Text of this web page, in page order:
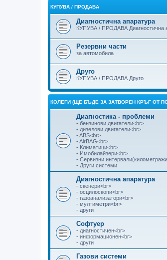
КУПУВА / ПРОДАВА
Диагностична апаратура
КУПУВА / ПРОДАВА Диагностична
Резервни части
за автомобила
Друго
КУПУВА / ПРОДАВА Друго
КОЛЕГИ (ЩЕ БЪДЕ ЗА ЗАТВОРЕН КРЪГ ОТ
Диагностика - проблеми
- бензинови двигатели<br>
- дизелови двигатели<br>
- ABS<br>
- AirBAG<br>
- Климатици<br>
- Имобилайзери<br>
- Сервизни
- Други системи
Диагностична апаратура
- скенери<br>
- осцилоскопи<br>
- газоанализатори<br>
- мултиметри<br>
- други
Софтуер
- диагностичен<br>
- информационен<br>
- други
Газови системи